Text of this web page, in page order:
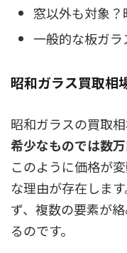
窓以外も対象
一般的な板ガ
昭和ガラス買取相
昭和ガラスの買取相
希少なものでは数
このように価格が
な理由が存在しま
ず、複数の要素が
るのです。